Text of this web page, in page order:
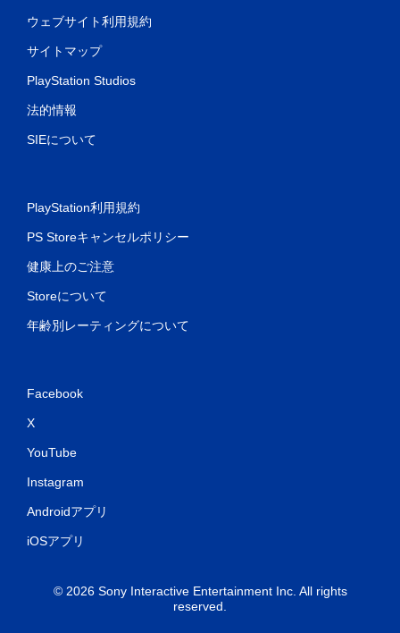
ウェブサイト利用規約
サイトマップ
PlayStation Studios
法的情報
SIEについて
PlayStation利用規約
PS Storeキャンセルポリシー
健康上のご注意
Storeについて
年齢別レーティングについて
Facebook
X
YouTube
Instagram
Androidアプリ
iOSアプリ
© 2026 Sony Interactive Entertainment Inc. All rights
reserved.